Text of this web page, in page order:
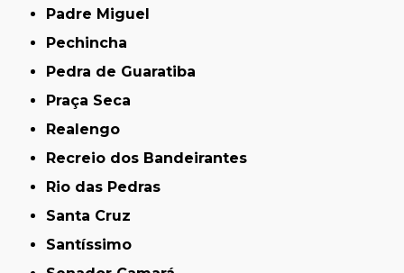
Padre Miguel
Pechincha
Pedra de Guaratiba
Praça Seca
Realengo
Recreio dos Bandeirantes
Rio das Pedras
Santa Cruz
Santíssimo